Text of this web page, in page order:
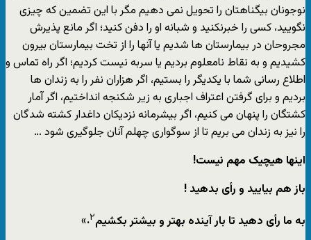
نوجونان بیگناهتان را تحویل نمی دهیم مگر با این تضمین که چیزی
نگویید، کسی را خبرنکنید و شبانه او را دفن کنید؛ اگر مانع پذیرش
مجروحان در بیمارستان ها شدیم یا آنها را از تخت بیمارستان بیرون
کشیدیم و به نقاط نامعلوم بردیم یا سربه نیست کردیم؛ اگر راه تماس و
اطلاع رسانی شما با یکدیگر را بستیم، اگر هزاران نفر را به زندان ها
بردیم و برای گرفتن اعتراف اجباری به زیر شکنجه انداختیم، اگر آمار
کشتگان را پنهان می کنیم، اگر بیشرمانه نزدیکان داغدار کشته شدگان
را نیز به زندان می بریم تا از سوگواری چهلم آنان جلوگیری شود …
اینها هیچیک مهم نیست!
باز هم بیایید و رأی بدهید !
به ما رأی دهید تا بار آینده بهتر و بیشتر بکشیم۲.
»